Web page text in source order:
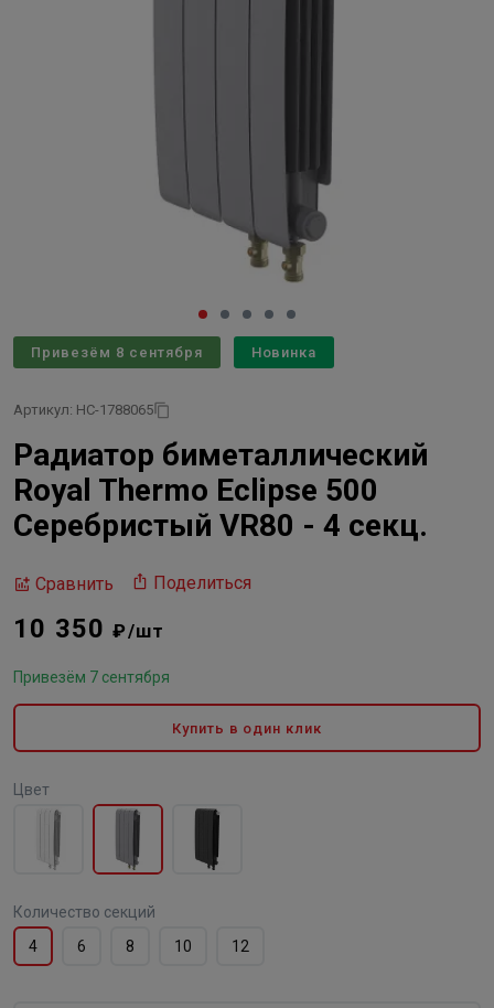
Привезём 8 сентября Новинка
Артикул: НС-1788065
Радиатор биметаллический
Royal Thermo Eclipse 500
Серебристый VR80 - 4 секц.
Сравнить Поделиться
10 350₽/шт
Привезём 7 сентября
Купить в один клик
Цвет
Количество секций
4
6 8 10 12